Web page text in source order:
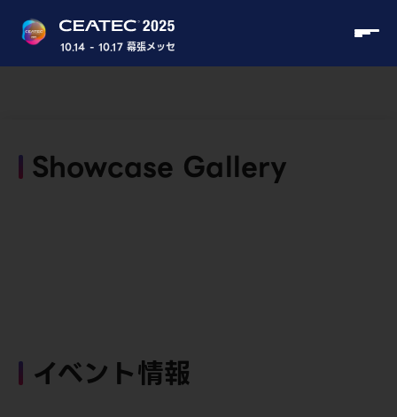
10.14 - 10.17 幕張メッセ
Showcase Gallery
イベント情報